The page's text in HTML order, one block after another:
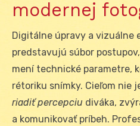
modernej
Digitálne úpravy a vizuálne
predstavujú súbor
mení technické parametre,
rétoriku snímky. Cieľom nie
riadiť percepciu diváka,
a komunikovať príbeh.